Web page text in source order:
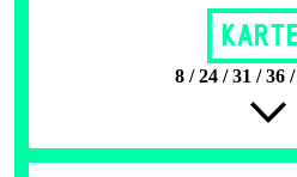
8 / 24 / 31 / 36